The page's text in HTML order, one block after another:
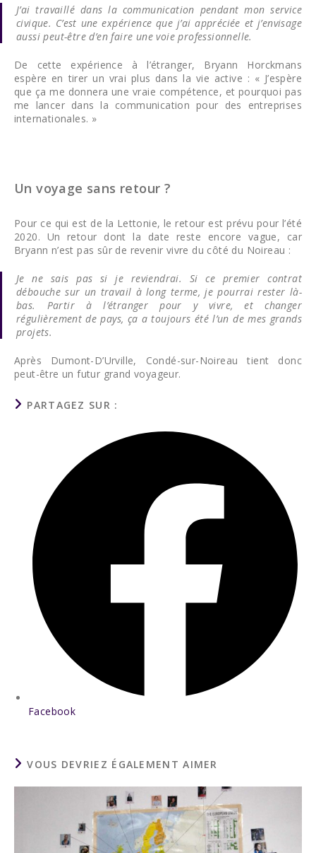
J’ai travaillé dans la communication pendant mon service
civique. C’est une expérience que j’ai appréciée et j’envisage
aussi peut-être d’en faire une voie professionnelle.
De cette expérience à l’étranger, Bryann Horckmans
espère en tirer un vrai plus dans la vie active : « J’espère
que ça me donnera une vraie compétence, et pourquoi pas
me lancer dans la communication pour des entreprises
internationales. »
Un voyage sans retour ?
Pour ce qui est de la Lettonie, le retour est prévu pour l’été
2020. Un retour dont la date reste encore vague, car
Bryann n’est pas sûr de revenir vivre du côté du Noireau :
Je ne sais pas si je reviendrai. Si ce premier contrat
débouche sur un travail à long terme, je pourrai rester là-
bas. Partir à l’étranger pour y vivre, et changer
régulièrement de pays, ça a toujours été l’un de mes grands
projets.
Après Dumont-D’Urville, Condé-sur-Noireau tient donc
peut-être un futur grand voyageur.
PARTAGEZ SUR :
CONTENU
fenêtre
Facebook
VOUS DEVRIEZ ÉGALEMENT AIMER